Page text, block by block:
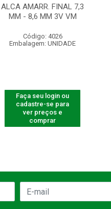
ALCA AMARR. FINAL 7,3
MM - 8,6 MM 3V VM
Código: 4026
Embalagem: UNIDADE
Faça seu login ou
cadastre-se para
ver preços e
comprar